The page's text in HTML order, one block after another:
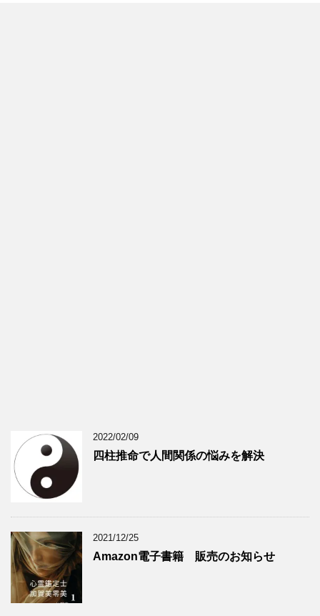
2022/02/09
四柱推命で人間関係の悩みを解決
2021/12/25
Amazon電子書籍 販売のお知らせ